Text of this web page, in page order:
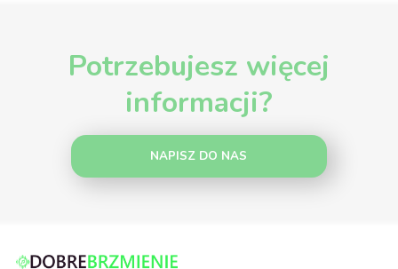
Potrzebujesz więcej
informacji?
NAPISZ DO NAS